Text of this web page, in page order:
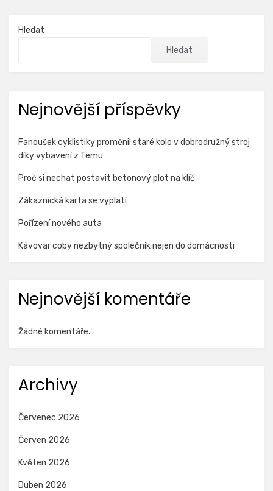
Hledat
Hledat
Nejnovější příspěvky
Fanoušek cyklistiky proměnil staré kolo v dobrodružný stroj
díky vybavení z Temu
Proč si nechat postavit betonový plot na klíč
Zákaznická karta se vyplatí
Pořízení nového auta
Kávovar coby nezbytný společník nejen do domácnosti
Nejnovější komentáře
Žádné komentáře.
Archivy
Červenec 2026
Červen 2026
Květen 2026
Duben 2026